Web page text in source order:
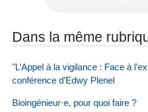
Dans la même
"L’Appel à la vigilance : Face à
conférence d’Edwy Plenel
Bioingénieur·e, pour quoi faire ?